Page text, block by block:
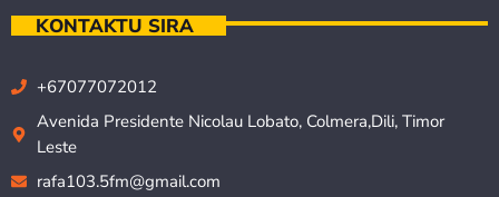
KONTAKTU SIRA
+67077072012
Avenida Presidente Nicolau Lobato, Colmera,Dili, Timor
Leste
rafa103.5fm@gmail.com